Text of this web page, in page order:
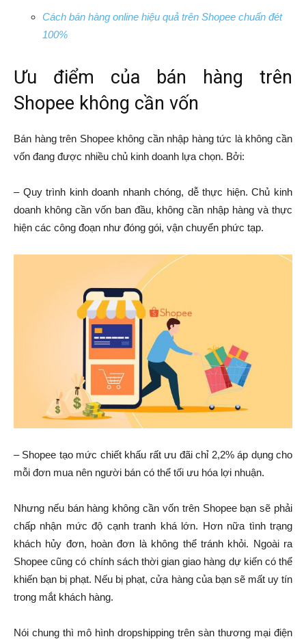
Cách bán hàng online hiệu quả trên Shopee chuẩn đét
100%
Ưu điểm của bán hàng trên
Shopee không cần vốn
Bán hàng trên Shopee không cần nhập hàng tức là không cần
vốn đang được nhiều chủ kinh doanh lựa chọn. Bởi:
– Quy trình kinh doanh nhanh chóng, dễ thực hiện. Chủ kinh
doanh không cần vốn ban đầu, không cần nhập hàng và thực
hiện các công đoạn như đóng gói, vận chuyển phức tạp.
– Shopee tạo mức chiết khấu rất ưu đãi chỉ 2,2% áp dụng cho
mỗi đơn mua nên người bán có thể tối ưu hóa lợi nhuận.
Nhưng nếu bán hàng không cần vốn trên Shopee bạn sẽ phải
chấp nhận mức độ cạnh tranh khá lớn. Hơn nữa tình trạng
khách hủy đơn, hoàn đơn là không thể tránh khỏi. Ngoài ra
Shopee cũng có chính sách thời gian giao hàng dự kiến có thể
khiến bạn bị phạt. Nếu bị phạt, cửa hàng của bạn sẽ mất uy tín
trong mắt khách hàng.
Nói chung thì mô hình dropshipping trên sàn thương mại điện